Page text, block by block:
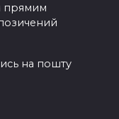
прямим
на пошту